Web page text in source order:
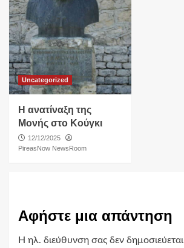
Uncategorized
Η ανατίναξη της
Μονής στο Κούγκι
12/12/2025
PireasNow NewsRoom
Αφήστε μια απάντηση
Η ηλ. διεύθυνση σας δεν